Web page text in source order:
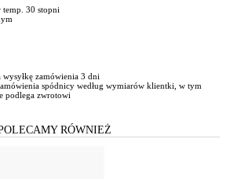
temp. 30 stopni
wysyłkę zamówienia 3 dni
spódnicy według wymiarów klientki, w tym
podlega zwrotowi
RÓWNIEŻ